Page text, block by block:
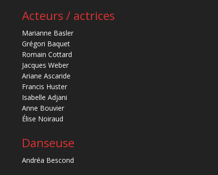
Acteurs / actrices
Marianne Basler
Grégori Baquet
Romain Cottard
Jacques Weber
Ariane Ascaride
Francis Huster
Isabelle Adjani
Anne Bouvier
Élise Noiraud
Danseuse
Andréa Bescond